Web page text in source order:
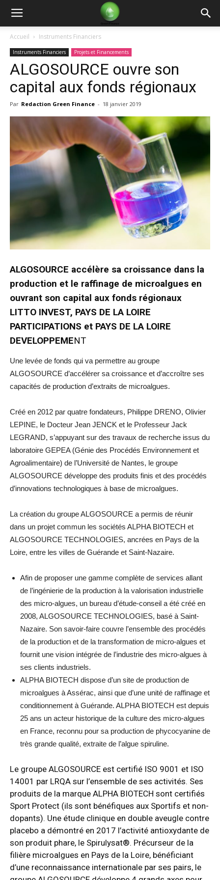
Green
Finance
Accueil Instruments Financiers
Instruments Financiers Projets et Financements
ALGOSOURCE ouvre son
capital aux fonds régionaux
Par Redaction Green Finance - 18 janvier 2019
ALGOSOURCE accélère sa croissance dans la
production et le raffinage de microalgues en
ouvrant son capital aux fonds régionaux
LITTO INVEST, PAYS DE LA LOIRE
PARTICIPATIONS et PAYS DE LA LOIRE
DEVELOPPEMENT
Une levée de fonds qui va permettre au groupe
ALGOSOURCE d’accélérer sa croissance et d’accroître ses
capacités de production d’extraits de microalgues.
Créé en 2012 par quatre fondateurs, Philippe DRENO, Olivier
LEPINE, le Docteur Jean JENCK et le Professeur Jack
LEGRAND, s’appuyant sur des travaux de recherche issus du
laboratoire GEPEA (Génie des Procédés Environnement et
Agroalimentaire) de l’Université de Nantes, le groupe
ALGOSOURCE développe des produits finis et des procédés
d’innovations technologiques à base de microalgues.
La création du groupe ALGOSOURCE a permis de réunir
dans un projet commun les sociétés ALPHA BIOTECH et
ALGOSOURCE TECHNOLOGIES, ancrées en Pays de la
Loire, entre les villes de Guérande et Saint-Nazaire.
Afin de proposer une gamme complète de services allant
de l’ingénierie de la production à la valorisation industrielle
des micro-algues, un bureau d’étude-conseil a été créé en
2008, ALGOSOURCE TECHNOLOGIES, basé à Saint-
Nazaire. Son savoir-faire couvre l’ensemble des procédés
de la production et de la transformation de micro-algues et
fournit une vision intégrée de l’industrie des micro-algues à
ses clients industriels.
ALPHA BIOTECH dispose d’un site de production de
microalgues à Assérac, ainsi que d’une unité de raffinage et
conditionnement à Guérande. ALPHA BIOTECH est depuis
25 ans un acteur historique de la culture des micro-algues
en France, reconnu pour sa production de phycocyanine de
très grande qualité, extraite de l’algue spiruline.
Le groupe ALGOSOURCE est certifié ISO 9001 et ISO
14001 par LRQA sur l’ensemble de ses activités. Ses
produits de la marque ALPHA BIOTECH sont certifiés
Sport Protect (ils sont bénéfiques aux Sportifs et non-
dopants). Une étude clinique en double aveugle contre
placebo a démontré en 2017 l’activité antioxydante de
son produit phare, le Spirulysat®. Précurseur de la
filière microalgues en Pays de la Loire, bénéficiant
d’une reconnaissance internationale par ses pairs, le